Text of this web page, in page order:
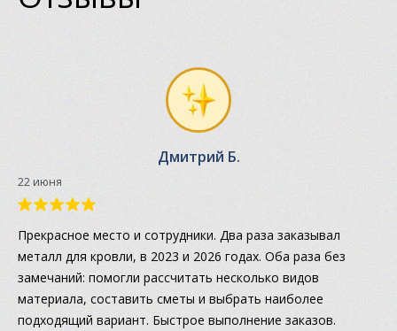
Дмитрий Б.
22 июня
Прекрасное место и сотрудники. Два раза заказывал
металл для кровли, в 2023 и 2026 годах. Оба раза без
замечаний: помогли рассчитать несколько видов
материала, составить сметы и выбрать наиболее
подходящий вариант. Быстрое выполнение заказов.